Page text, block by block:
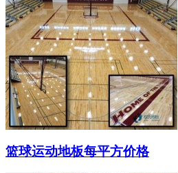
篮球运动地板每平方价格